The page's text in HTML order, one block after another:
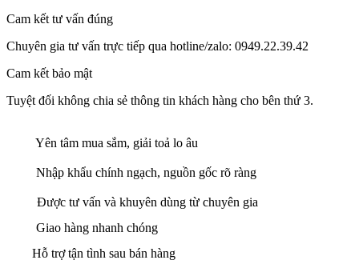
Cam kết tư vấn đúng
Chuyên gia tư vấn trực tiếp qua hotline/zalo: 0949.22.39.42
Cam kết bảo mật
Tuyệt đối không chia sẻ thông tin khách hàng cho bên thứ 3.
Yên tâm mua sắm, giải toả lo âu
Nhập khẩu chính ngạch, nguồn gốc rõ ràng
Được tư vấn và khuyên dùng từ chuyên gia
Giao hàng nhanh chóng
Hỗ trợ tận tình sau bán hàng